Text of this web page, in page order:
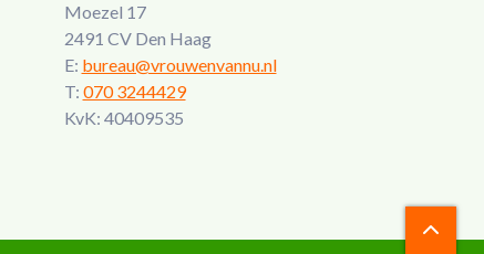
Moezel 17
2491 CV Den Haag
E: bureau@vrouwenvannu.nl
T: 070 3244429
KvK: 40409535